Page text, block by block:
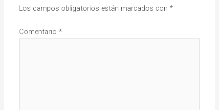
Los campos obligatorios están marcados con*
Comentario*